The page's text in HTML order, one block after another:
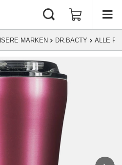
MARKEN DR.BACTY ALLE